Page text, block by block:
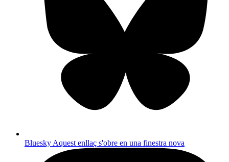
Bluesky Aquest enllaç s'obre en una finestra nova